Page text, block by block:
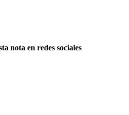
nota en redes sociales